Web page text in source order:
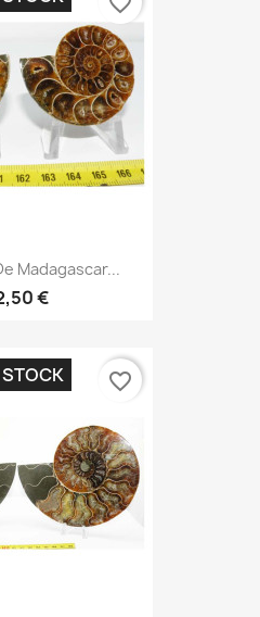
Madagascar...
€
STOCK favorite_border